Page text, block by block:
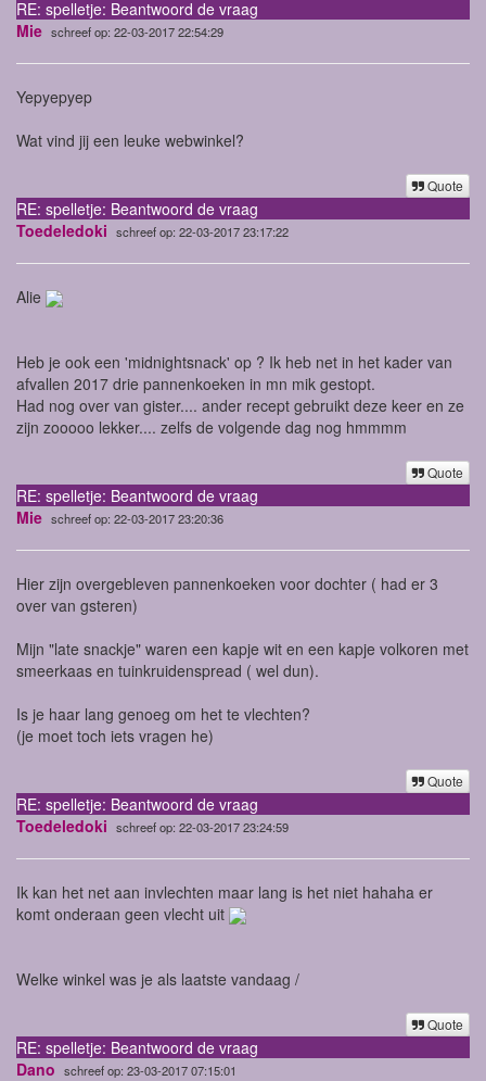
RE: spelletje: Beantwoord de vraag
Mie schreef op: 22-03-2017 22:54:29
Yepyepyep
Wat vind jij een leuke webwinkel?
Quote
RE: spelletje: Beantwoord de vraag
Toedeledoki schreef op: 22-03-2017 23:17:22
Alie
Heb je ook een 'midnightsnack' op ? Ik heb net in het kader van
afvallen 2017 drie pannenkoeken in mn mik gestopt.
Had nog over van gister.... ander recept gebruikt deze keer en ze
zijn zooooo lekker.... zelfs de volgende dag nog hmmmm
Quote
RE: spelletje: Beantwoord de vraag
Mie schreef op: 22-03-2017 23:20:36
Hier zijn overgebleven pannenkoeken voor dochter ( had er 3
over van gsteren)
Mijn "late snackje" waren een kapje wit en een kapje volkoren met
smeerkaas en tuinkruidenspread ( wel dun).
Is je haar lang genoeg om het te vlechten?
(je moet toch iets vragen he)
Quote
RE: spelletje: Beantwoord de vraag
Toedeledoki schreef op: 22-03-2017 23:24:59
Ik kan het net aan invlechten maar lang is het niet hahaha er
komt onderaan geen vlecht uit
Welke winkel was je als laatste vandaag /
Quote
RE: spelletje: Beantwoord de vraag
Dano schreef op: 23-03-2017 07:15:01